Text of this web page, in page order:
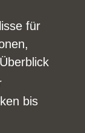
für
bis